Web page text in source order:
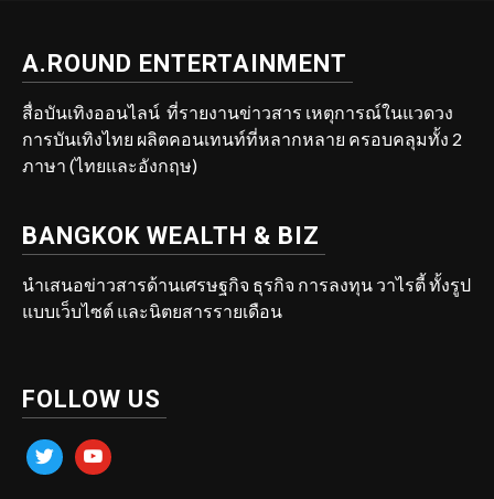
A.ROUND ENTERTAINMENT
สื่อบันเทิงออนไลน์ ที่รายงานข่าวสาร เหตุการณ์ในแวดวง
การบันเทิงไทย ผลิตคอนเทนท์ที่หลากหลาย ครอบคลุมทั้ง 2
ภาษา (ไทยและอังกฤษ)
BANGKOK WEALTH & BIZ
นำเสนอข่าวสารด้านเศรษฐกิจ ธุรกิจ การลงทุน วาไรตี้ ทั้งรูป
แบบเว็บไซต์ และนิตยสารรายเดือน
FOLLOW US
twitter youtube